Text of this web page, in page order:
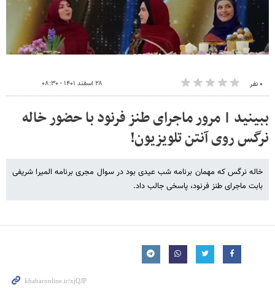
۰ نفر ۲۸ اسفند ۱۴۰۱ - ۰۸:۳۰
ببینید | مرور ماجرای طنز فرنود با حضور خاله
نرگس روی آنتن تلویزیون!
خاله نرگس که مهمان برنامه شب عیدی بود در سوال مجری برنامه المیرا شریفی
بابت ماجرای طنز فرنود، پاسخی جالب داد.